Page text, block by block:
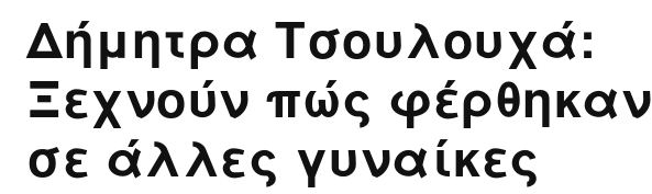
Δήμητρα Τσουλουχά:
Ξεχνούν πώς φέρθηκαν
σε άλλες γυναίκες